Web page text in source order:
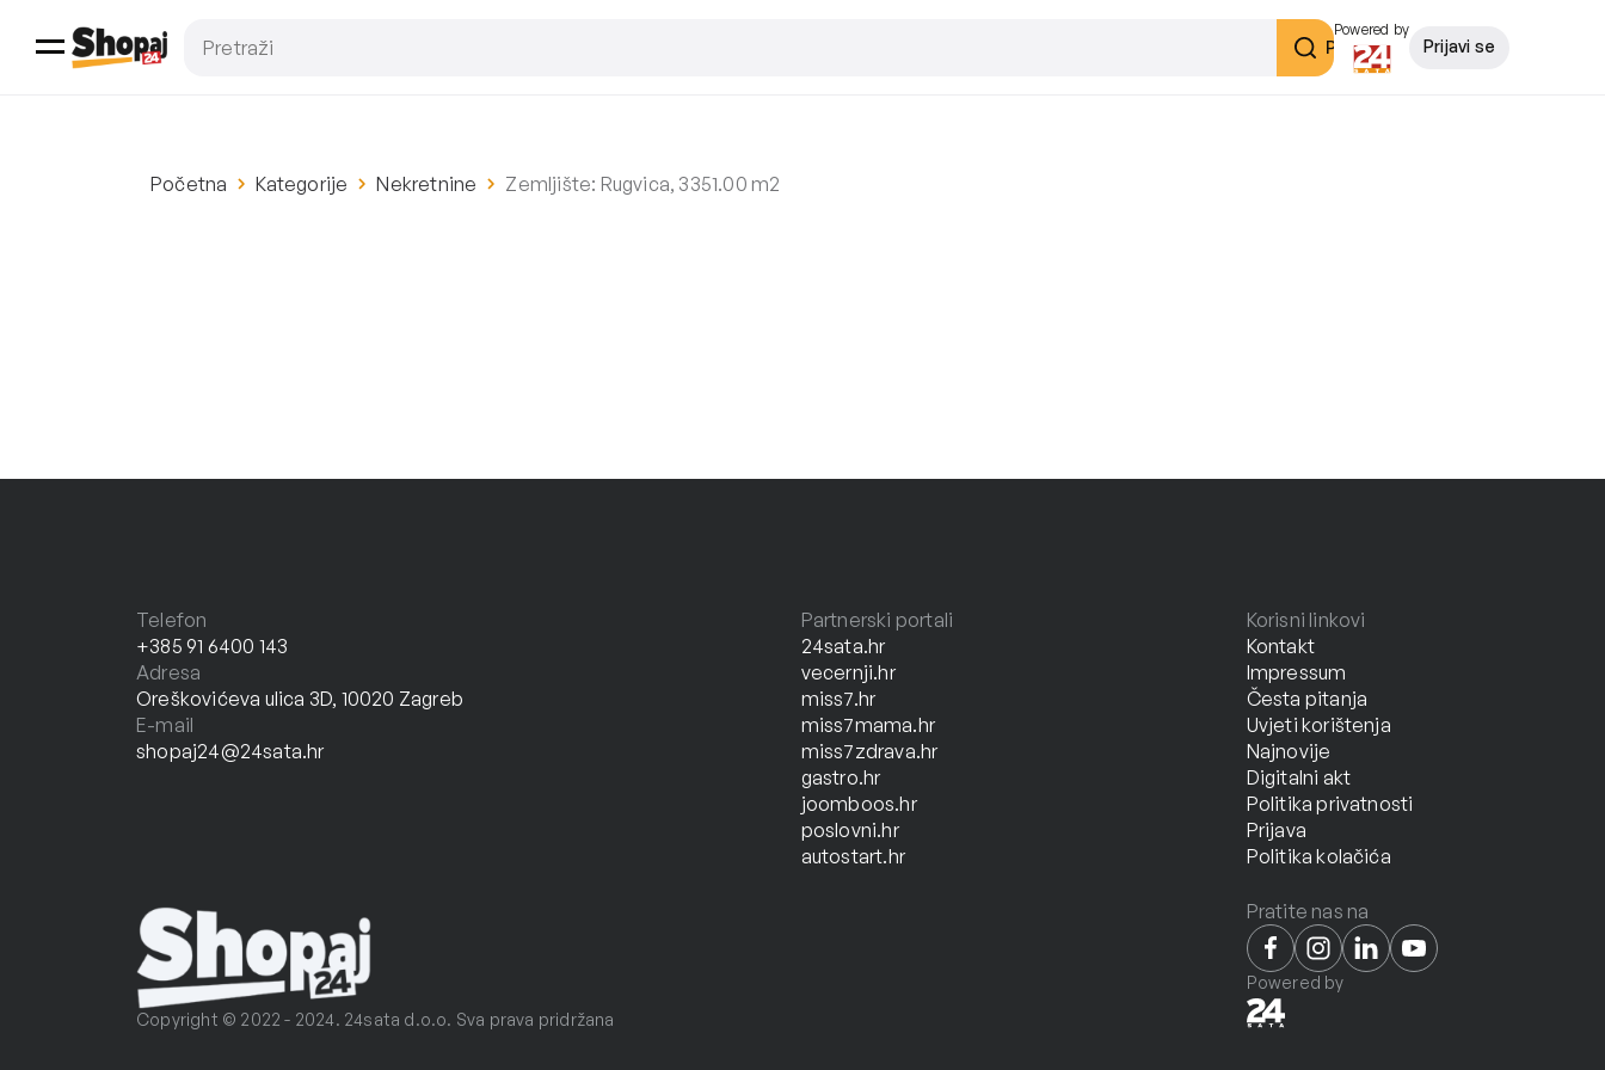
Pretraži
Powered by
Prijavi se
Početna Kategorije Nekretnine Zemljište: Rugvica, 3351.00 m2
Telefon
+385 91 6400 143
Adresa
Oreškovićeva ulica 3D, 10020 Zagreb
E-mail
shopaj24@24sata.hr
Copyright © 2022 - 2024. 24sata d.o.o. Sva prava pridržana
Partnerski portali
24sata.hr
vecernji.hr
miss7.hr
miss7mama.hr
miss7zdrava.hr
gastro.hr
joomboos.hr
poslovni.hr
autostart.hr
Korisni linkovi
Kontakt
Impressum
Česta pitanja
Uvjeti korištenja
Najnovije
Digitalni akt
Politika privatnosti
Prijava
Politika kolačića
Pratite nas na
Powered by